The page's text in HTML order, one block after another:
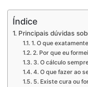
Índice
Principais dúvidas
1. O que
2. Por que eu
3. O cálculo
4. O que fazer ao
5. Existe cura ou